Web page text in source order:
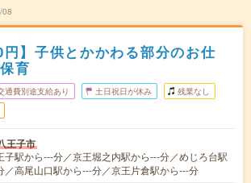
08
円】子供とかかわる部分のお仕
育
通費別途支給あり 土日祝日が休み 残業なし
王子市
子駅から---分／京王堀之内駅から---分／めじろ台駅
／高尾山口駅から---分／京王片倉駅から---分